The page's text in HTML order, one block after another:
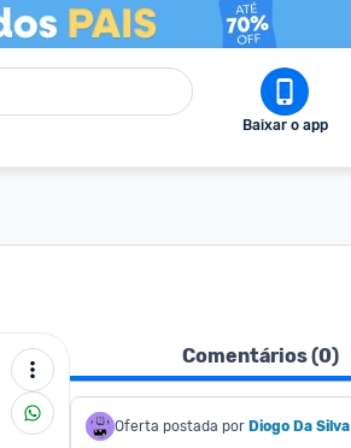
Baixar o app
Comentários (0)
Oferta postada por Diogo Da Silva